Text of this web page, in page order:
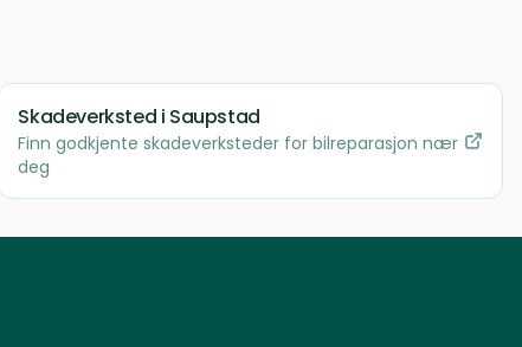
Skadeverksted i Saupstad
Finn godkjente skadeverksteder for bilreparasjon nær
deg